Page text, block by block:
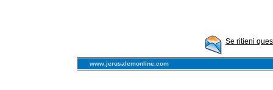
Se ritieni
www.jerusalemonline.com